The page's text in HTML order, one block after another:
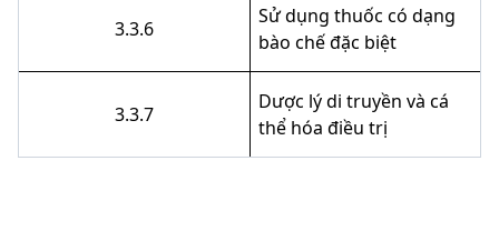
3.3.6
Sử dụng thuốc có dạng
bào chế đặc biệt
3.3.7
Dược lý di truyền và cá
thể hóa điều trị